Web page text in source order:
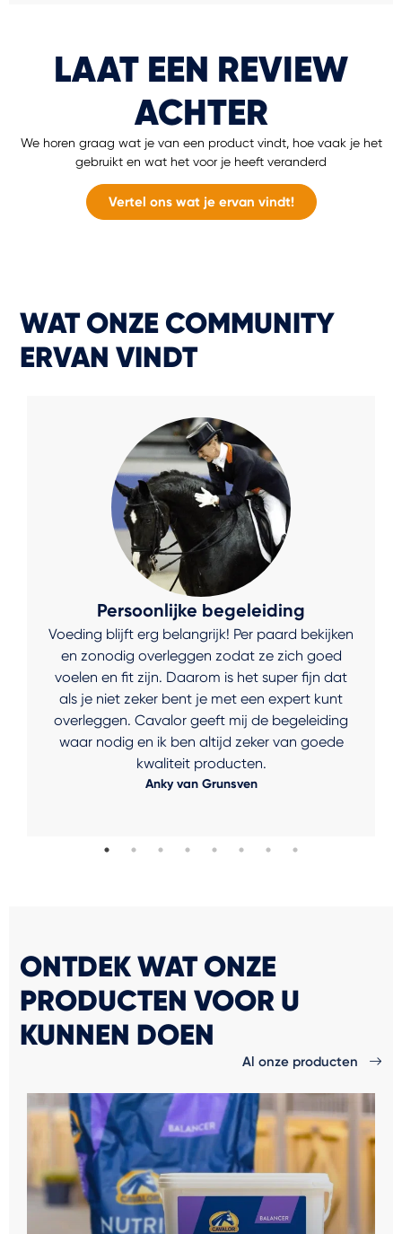
LAAT EEN REVIEW
ACHTER
We horen graag wat je van een product vindt, hoe vaak je het
gebruikt en wat het voor je heeft veranderd
Vertel ons wat je ervan vindt!
WAT ONZE COMMUNITY
ERVAN VINDT
Persoonlijke begeleiding
Voeding blijft erg belangrijk! Per paard bekijken
en zonodig overleggen zodat ze zich goed
voelen en fit zijn. Daarom is het super fijn dat
als je niet zeker bent je met een expert kunt
overleggen. Cavalor geeft mij de begeleiding
waar nodig en ik ben altijd zeker van goede
kwaliteit producten.
Anky van Grunsven
ONTDEK WAT ONZE
PRODUCTEN VOOR U
KUNNEN DOEN
Al onze producten